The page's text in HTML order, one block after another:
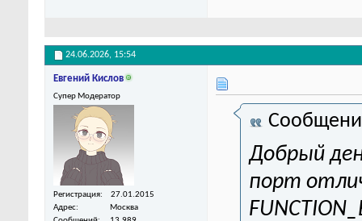
24.06.2026, 15:54
Евгений Кислов
Супер Модератор
Регистрация
27.01.2015
Адрес
Москва
Добрый
порт